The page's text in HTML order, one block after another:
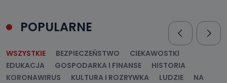
POPULARNE
WSZYSTKIE BEZPIECZEŃSTWO
CIEKAWOSTKI
EDUKACJA
GOSPODARKA I FINANSE
HISTORIA
KORONAWIRUS
KULTURA I ROZRYWKA LUDZIE
NA